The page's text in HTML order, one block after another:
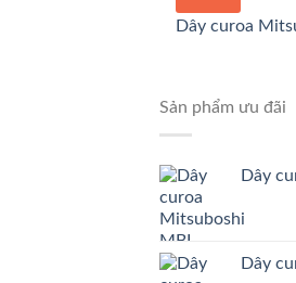
Dây curoa
Sản phẩm ưu đãi
Dây
Dây